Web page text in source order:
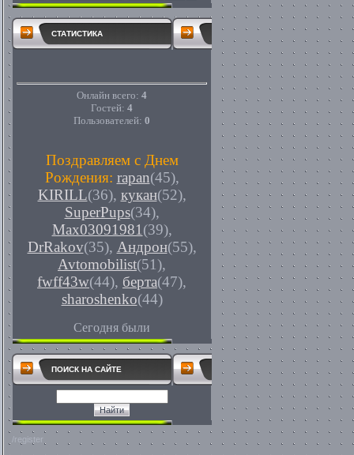
СТАТИСТИКА
Онлайн всего: 4
Гостей: 4
Пользователей: 0
Поздравляем с Днем
Рождения: rapan(45),
KIRILL(36), кукан(52),
SuperPups(34),
Max03091981 (39),
DrRakov(35), Андрон(55),
Avtomobilist(51),
fwff43w(44), берта(47),
sharoshenko(44)
Сегодня были
ПОИСК НА САЙТЕ
/register